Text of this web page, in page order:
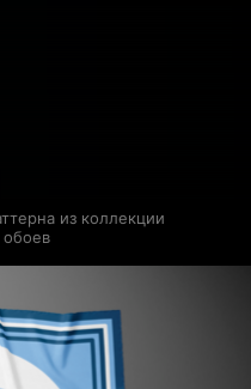
из коллекции
обоев